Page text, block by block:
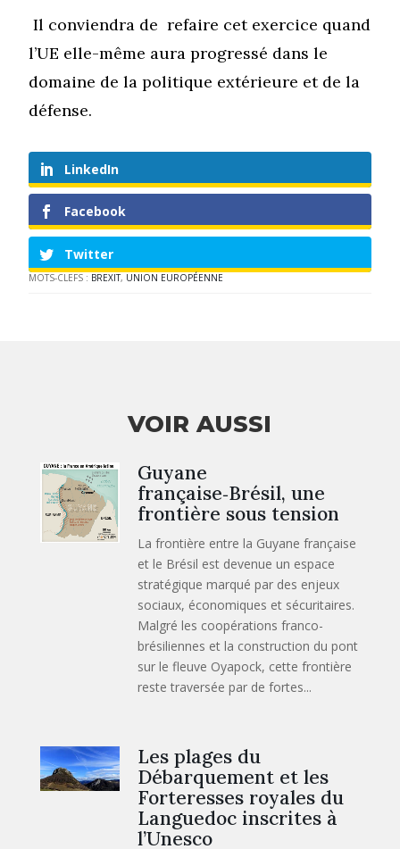
Il conviendra de refaire cet exercice quand
l’UE elle-même aura progressé dans le
domaine de la politique extérieure et de la
défense.
LinkedIn
Facebook
Twitter
MOTS-CLEFS : BREXIT, UNION EUROPÉENNE
VOIR AUSSI
Guyane
française‑Brésil, une
frontière sous tension
La frontière entre la Guyane française
et le Brésil est devenue un espace
stratégique marqué par des enjeux
sociaux, économiques et sécuritaires.
Malgré les coopérations franco-
brésiliennes et la construction du pont
sur le fleuve Oyapock, cette frontière
reste traversée par de fortes...
Les plages du
Débarquement et les
Forteresses royales du
Languedoc inscrites à
l’Unesco